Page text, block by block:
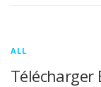
ALL
Télécharger